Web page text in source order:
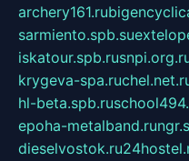
archery161.ru
sarmiento.spb.su
iskatour.spb.ru
krygeva-spa.ru
hl-beta.spb.ru
epoha-metalband.ru
dieselvostok.ru